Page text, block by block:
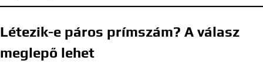
Létezik-e páros prímszám? A válasz
meglepő lehet